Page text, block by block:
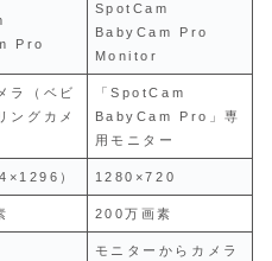
Pro
SpotCam
BabyCam Pro
Monitor
ラ（ベビ
ングカメ
「SpotCam
BabyCam Pro」専
用モニター
） 1280×720
200万画素
モニターからカメラ